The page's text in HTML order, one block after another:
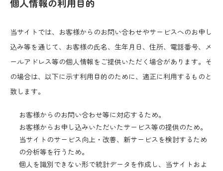
個人情報の利用目的
当サイトでは、お客様からのお問い合わせやサービスへのお申し
込み等を通じて、お客様の氏名、生年月日、住所、電話番号、メ
ールアドレス等の個人情報をご提供いただく場合があります。そ
の場合は、以下に示す利用目的のために、適正に利用するものと
致します。
お客様からのお問い合わせ等に対応するため。
お客様からお申し込みいただいたサービス等の提供のため。
当サイトのサービス向上・改善、新サービスを検討するため
の分析等を行うため。
個人を識別できない形で統計データを作成し、当サイトおよ